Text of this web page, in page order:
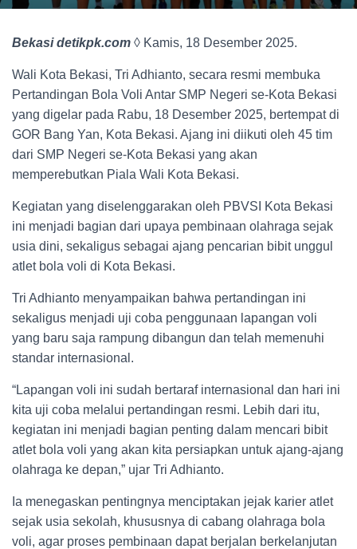
Bekasi detikpk.com ◊ Kamis, 18 Desember 2025.
Wali Kota Bekasi, Tri Adhianto, secara resmi membuka
Pertandingan Bola Voli Antar SMP Negeri se-Kota Bekasi
yang digelar pada Rabu, 18 Desember 2025, bertempat di
GOR Bang Yan, Kota Bekasi. Ajang ini diikuti oleh 45 tim
dari SMP Negeri se-Kota Bekasi yang akan
memperebutkan Piala Wali Kota Bekasi.
Kegiatan yang diselenggarakan oleh PBVSI Kota Bekasi
ini menjadi bagian dari upaya pembinaan olahraga sejak
usia dini, sekaligus sebagai ajang pencarian bibit unggul
atlet bola voli di Kota Bekasi.
Tri Adhianto menyampaikan bahwa pertandingan ini
sekaligus menjadi uji coba penggunaan lapangan voli
yang baru saja rampung dibangun dan telah memenuhi
standar internasional.
“Lapangan voli ini sudah bertaraf internasional dan hari ini
kita uji coba melalui pertandingan resmi. Lebih dari itu,
kegiatan ini menjadi bagian penting dalam mencari bibit
atlet bola voli yang akan kita persiapkan untuk ajang-ajang
olahraga ke depan,” ujar Tri Adhianto.
Ia menegaskan pentingnya menciptakan jejak karier atlet
sejak usia sekolah, khususnya di cabang olahraga bola
voli, agar proses pembinaan dapat berjalan berkelanjutan